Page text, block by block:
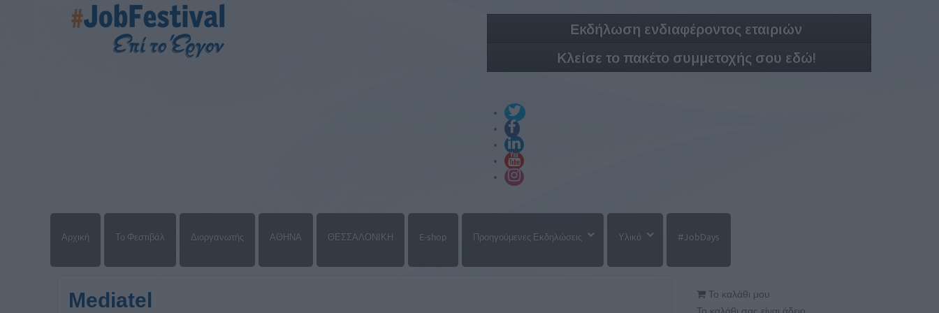
Εκδήλωση ενδιαφέροντος εταιριών
Κλείσε το πακέτο συμμετοχής σου εδώ!
Αρχική Το Φεστιβάλ Διοργανωτής ΑΘΗΝΑ ΘΕΣΣΑΛΟΝΙΚΗ E-shop Προηγούμενες Εκδηλώσεις Υλικό #JobDays
Mediatel
Το καλάθι μου